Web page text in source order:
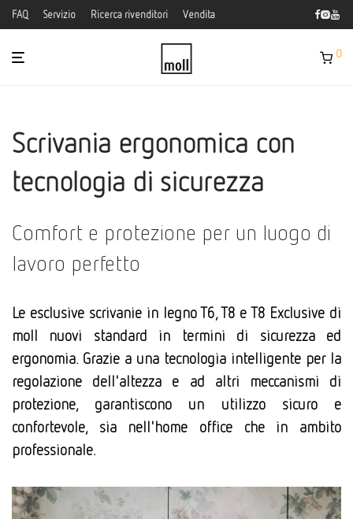
FAQ Servizio Ricerca rivenditori Vendita
0
Scrivania ergonomica con
tecnologia di sicurezza
Comfort e protezione per un luogo di
lavoro perfetto
Le esclusive scrivanie in legno T6, T8 e T8 Exclusive di
moll nuovi standard in termini di sicurezza ed
ergonomia. Grazie a una tecnologia intelligente per la
regolazione dell'altezza e ad altri meccanismi di
protezione, garantiscono un utilizzo sicuro e
confortevole, sia nell'home office che in ambito
professionale.